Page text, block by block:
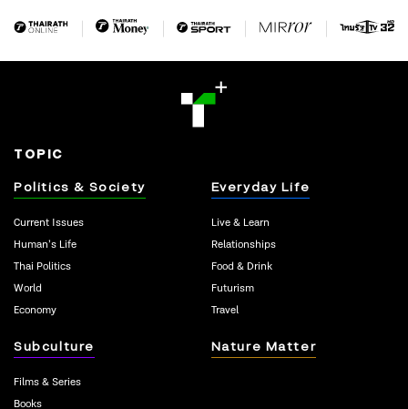
TOPIC
Politics & Society
Current Issues
Human’s Life
Thai Politics
World
Economy
Everyday Life
Live & Learn
Relationships
Food & Drink
Futurism
Travel
Subculture
Films & Series
Books
Nature Matter